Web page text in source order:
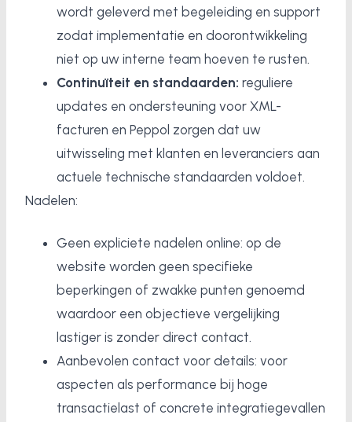
wordt geleverd met begeleiding en support
zodat implementatie en doorontwikkeling
niet op uw interne team hoeven te rusten.
Continuïteit en standaarden: reguliere
updates en ondersteuning voor XML-
facturen en Peppol zorgen dat uw
uitwisseling met klanten en leveranciers aan
actuele technische standaarden voldoet.
Nadelen:
Geen expliciete nadelen online: op de
website worden geen specifieke
beperkingen of zwakke punten genoemd
waardoor een objectieve vergelijking
lastiger is zonder direct contact.
Aanbevolen contact voor details: voor
aspecten als performance bij hoge
transactielast of concrete integratiegevallen